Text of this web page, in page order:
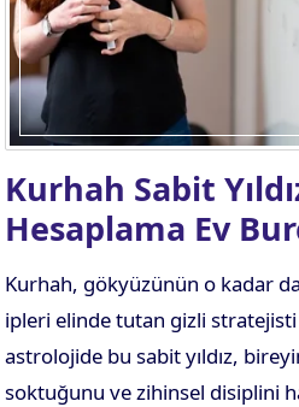
Kurhah Sabit
Hesaplama Ev
Kurhah, gökyüzünün o kadar
ipleri elinde tutan gizli
astrolojide bu sabit yıldız,
soktuğunu ve zihinsel disiplini